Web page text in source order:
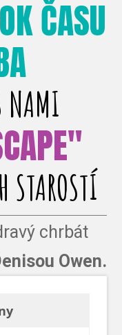
ČASU
NAMI
STAROSTÍ
chrbát
Owen.